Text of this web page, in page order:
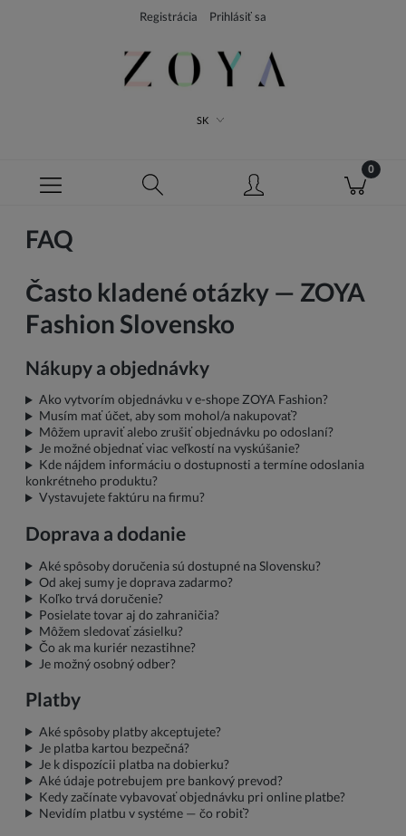
Registrácia Prihlásiť sa
SK
FAQ
Často kladené otázky — ZOYA
Fashion Slovensko
Nákupy a objednávky
Ako vytvorím objednávku v e-shope ZOYA Fashion?
Musím mať účet, aby som mohol/a nakupovať?
Môžem upraviť alebo zrušiť objednávku po odoslaní?
Je možné objednať viac veľkostí na vyskúšanie?
Kde nájdem informáciu o dostupnosti a termíne odoslania
konkrétneho produktu?
Vystavujete faktúru na firmu?
Doprava a dodanie
Aké spôsoby doručenia sú dostupné na Slovensku?
Od akej sumy je doprava zadarmo?
Koľko trvá doručenie?
Posielate tovar aj do zahraničia?
Môžem sledovať zásielku?
Čo ak ma kuriér nezastihne?
Je možný osobný odber?
Platby
Aké spôsoby platby akceptujete?
Je platba kartou bezpečná?
Je k dispozícii platba na dobierku?
Aké údaje potrebujem pre bankový prevod?
Kedy začínate vybavovať objednávku pri online platbe?
Nevidím platbu v systéme — čo robiť?